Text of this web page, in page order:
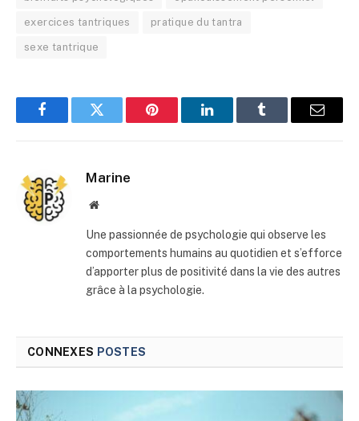
exercices tantriques pratique du tantra
sexe tantrique
FacebookTwitter Pinterest LinkedInTumblr
E-
Marine
Site
Une passionnée de psychologie qui observe les
comportements humains au quotidien et s’efforce
d’apporter plus de positivité dans la vie des autres
grâce à la psychologie.
CONNEXES POSTES